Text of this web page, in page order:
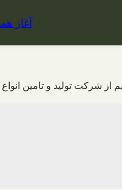
آغاز
شرکت تولید و تامین انواع